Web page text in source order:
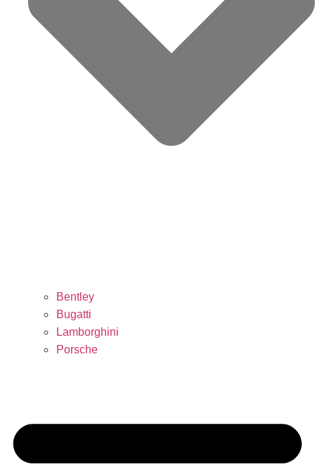
Bentley
Bugatti
Lamborghini
Porsche